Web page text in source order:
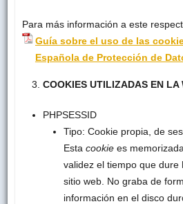
Para más información a este
Guía sobre el uso de las
Española de Protección de
COOKIES UTILIZADAS EN LA
PHPSESSID
Tipo: Cookie propia, de
Esta cookie es
validez el tiempo que dure
sitio web. No graba de
información en el disco